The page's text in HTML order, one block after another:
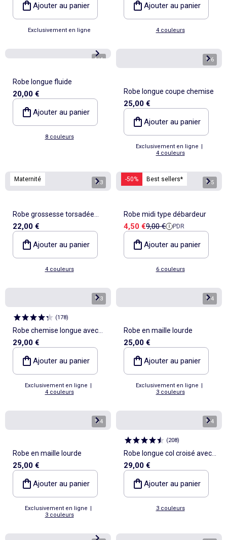
Ajouter au panier
Exclusivement en ligne
Ajouter au panier
4 couleurs
1/4
Robe longue fluide
20,00 €
Ajouter au panier
8 couleurs
1/6
Robe longue coupe chemise
25,00 €
Ajouter au panier
Exclusivement en ligne |
4 couleurs
Maternité 1/3
Robe grossesse torsadée
devant
22,00 €
Ajouter au panier
4 couleurs
-50% Best sellers* 1/5
Robe midi type débardeur
Prix de vente
4,50 €Prix de référence
9,00 € PDR
Ajouter au panier
6 couleurs
1/3
(178)
Robe chemise longue avec
ceinture à nouer
29,00 €
Ajouter au panier
Exclusivement en ligne |
4 couleurs
1/4
Robe en maille lourde
25,00 €
Ajouter au panier
Exclusivement en ligne |
3 couleurs
1/4
Robe en maille lourde
25,00 €
Ajouter au panier
Exclusivement en ligne |
3 couleurs
1/4
(208)
Robe longue col croisé avec
bijou fantaisie
29,00 €
Ajouter au panier
3 couleurs